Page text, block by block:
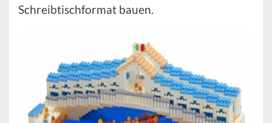
Schreibtischformat bauen.